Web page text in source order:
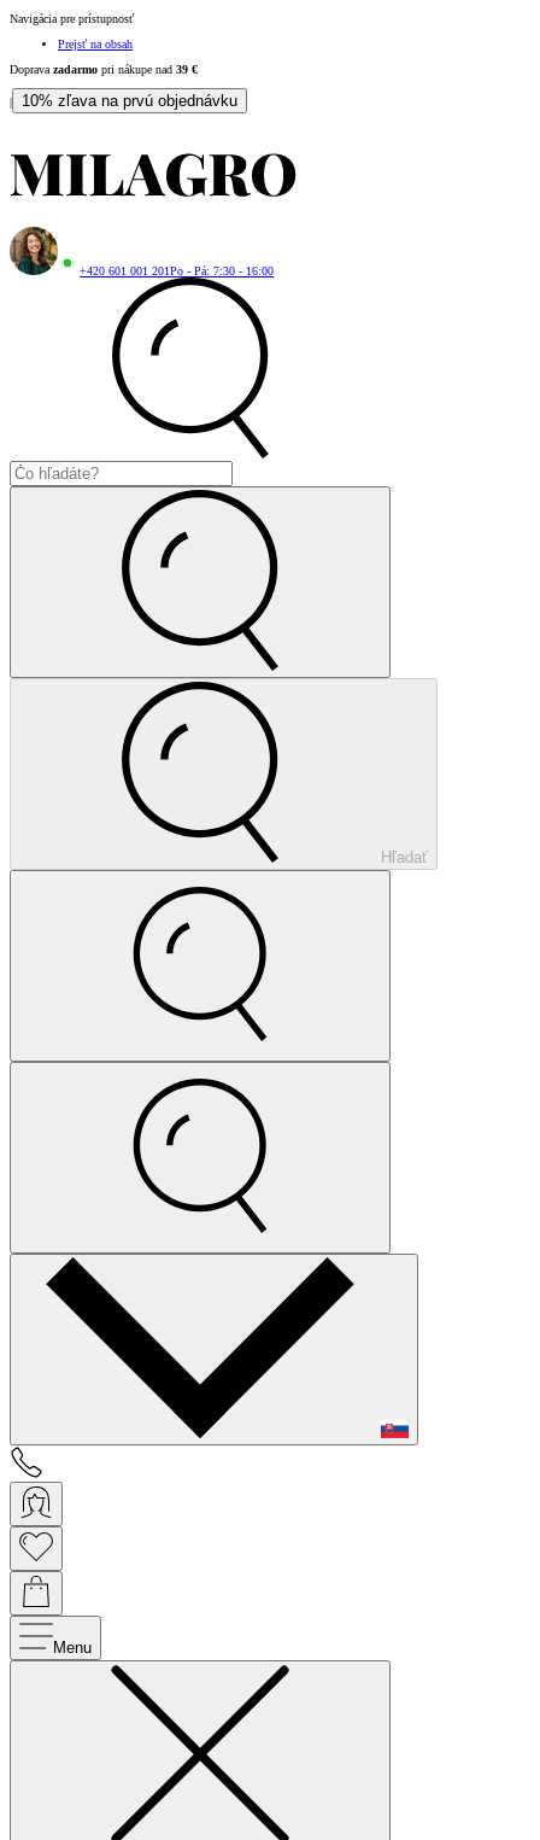
Navigácia pre prístupnosť
Prejsť na obsah
Doprava zadarmo pri nákupe nad 39 €
| 10% zľava na prvú objednávku
+420 601 001 201Po - Pá: 7:30 - 16:00
Hľadať
Menu